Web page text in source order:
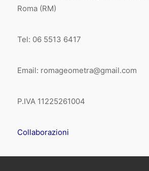
Roma (RM)
Tel: 06 5513 6417
Email: romageometra@gmail.com
P.IVA 11225261004
Collaborazioni